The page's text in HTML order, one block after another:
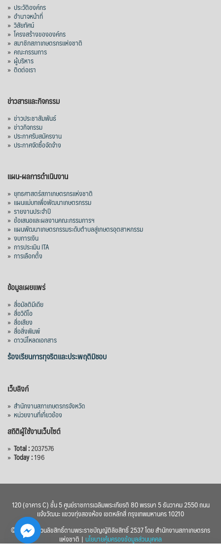
» ประวัติองค์กร
» อำนาจหน้าที่
» วิสัยทัศน์
» โครงสร้างขององค์กร
» สมาชิกสภาเกษตรกรแห่งชาติ
» คณะกรรมการ
» ผู้บริหาร
» ติดต่อเรา
ข่าวสารและกิจกรรม
» ข่าวประชาสัมพันธ์
» ข่าวกิจกรรม
» ประกาศรับสมัครงาน
» ประกาศจัดซื้อจัดจ้าง
แผน-ผลการดำเนินงาน
» ยุทธศาสตร์สภาเกษตรกรแห่งชาติ
» แผนแม่บทเพื่อพัฒนาเกษตรกรรม
» รายงานประจำปี
» ข้อเสนอและผลงานคณะกรรมการฯ
» แผนพัฒนาเกษตรกรรมระดับตำบลสู่เกษตรอุตสาหกรรม
» งบการเงิน
» การประเมิน ITA
» การเลือกตั้ง
ข้อมูลเผยแพร่
» สื่อมัลติมีเดีย
» สื่อวิดีโอ
» สื่อเสียง
» สื่อสิ่งพิมพ์
» ดาวน์โหลดเอกสาร
ร้องเรียนการทุจริตและประพฤติมิชอบ
เว็บลิงก์
» สำนักงานสภาเกษตรกรจังหวัด
» หน่วยงานที่เกี่ยวข้อง
สถิติผู้ใช้งานเว็บไซต์
» Total :2037576
» Today :196
120 (อาคาร C) ชั้น 5 ศูนย์ราชการเฉลิมพระเกียรติ 80 พรรษา 5 ธันวาคม 2550 ถนน
แจ้งวัฒนะ แขวงทุ่งสองห้อง เขตหลักสี่ กรุงเทพมหานคร 10210
© 2560 สงวนลิขสิทธิ์ตามพระราชบัญญัติลิขสิทธิ์ 2537 โดย สำนักงานสภาเกษตรกร
แห่งชาติ | นโยบายคุ้มครองข้อมูลส่วนบุคคล